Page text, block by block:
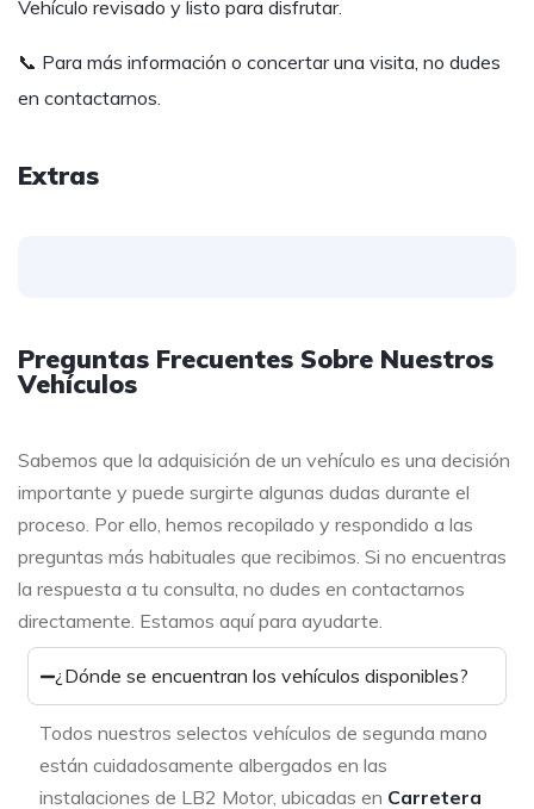
Vehículo revisado y listo para disfrutar.
📞 Para más información o concertar una visita, no dudes
en contactarnos.
Extras
Preguntas Frecuentes Sobre Nuestros
Vehículos
Sabemos que la adquisición de un vehículo es una decisión
importante y puede surgirte algunas dudas durante el
proceso. Por ello, hemos recopilado y respondido a las
preguntas más habituales que recibimos. Si no encuentras
la respuesta a tu consulta, no dudes en contactarnos
directamente. Estamos aquí para ayudarte.
¿Dónde se encuentran los vehículos disponibles?
Todos nuestros selectos vehículos de segunda mano
están cuidadosamente albergados en las
instalaciones de LB2 Motor, ubicadas en Carretera